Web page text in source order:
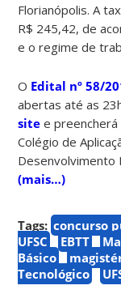
Florianópolis. A
R$ 245,42, de
e o regime de
O Edital nº 58/
abertas até as
sitee
Colégio de
Desenvolvimento
(mais…)
Tags: concurso
UFSC
EBTT
Básico
Tecnológico